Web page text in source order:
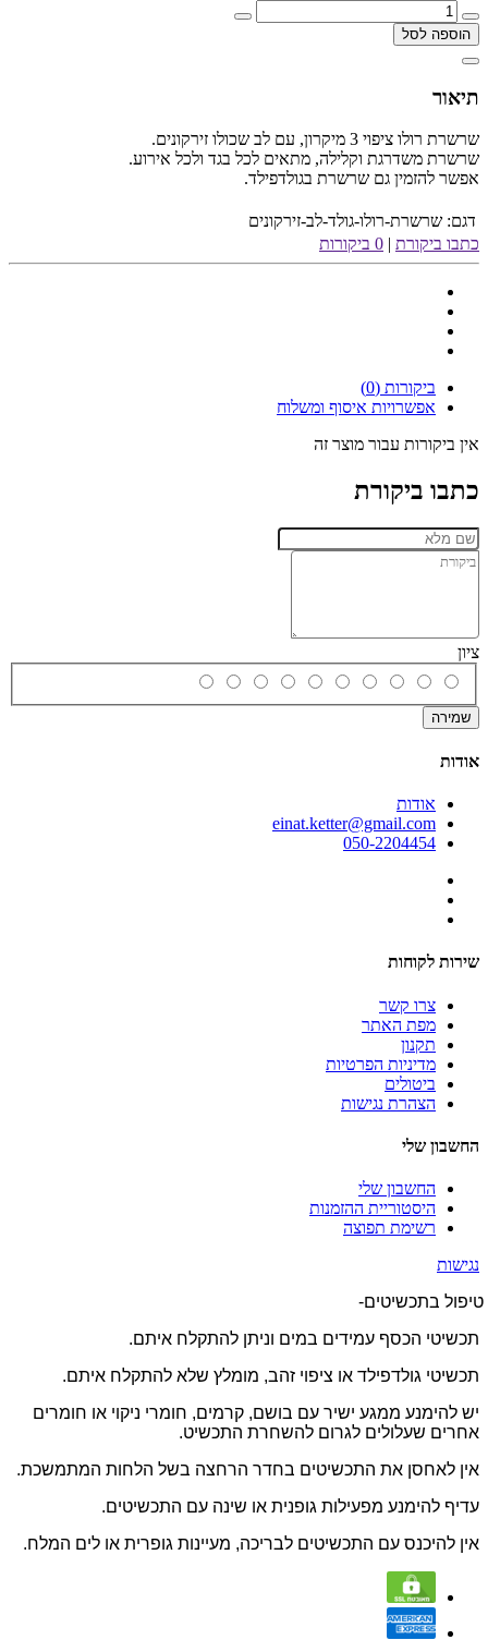
הוספה לסל
תיאור
שרשרת רולו ציפוי 3 מיקרון, עם לב שכולו זירקונים.
שרשרת משדרגת וקלילה, מתאים לכל בגד ולכל אירוע.
אפשר להזמין גם שרשרת בגולדפילד.
דגם: שרשרת-רולו-גולד-לב-זירקונים
כתבו ביקורת | 0 ביקורות
ביקורות (0)
אפשרויות איסוף ומשלוח
אין ביקורות עבור מוצר זה
כתבו ביקורת
ציון
שמירה
אודות
אודות
einat.ketter@gmail.com
050-2204454
שירות לקוחות
צרו קשר
מפת האתר
תקנון
מדיניות הפרטיות
ביטולים
הצהרת נגישות
החשבון שלי
החשבון שלי
היסטוריית ההזמנות
רשימת תפוצה
נגישות
טיפול בתכשיטים-
תכשיטי הכסף עמידים במים וניתן להתקלח איתם.
תכשיטי גולדפילד או ציפוי זהב, מומלץ שלא להתקלח איתם.
יש להימנע ממגע ישיר עם בושם, קרמים, חומרי ניקוי או חומרים
אחרים שעלולים לגרום להשחרת התכשיט.
אין לאחסן את התכשיטים בחדר הרחצה בשל הלחות המתמשכת.
עדיף להימנע מפעילות גופנית או שינה עם התכשיטים.
אין להיכנס עם התכשיטים לבריכה, מעיינות גופרית או לים המלח.